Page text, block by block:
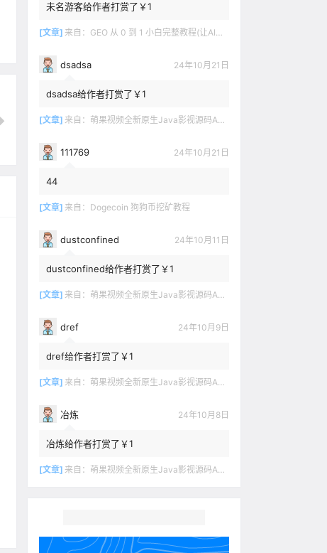
未名游客给作者打赏了￥1
[文章] 来自： GEO 从 0 到 1 小白完整教程(让AI推荐你的产品)
dsadsa 24年10月21日
dsadsa给作者打赏了￥1
[文章] 来自： 萌果视频全新原生Java影视源码App双端对接苹果CMSV10
111769 24年10月21日
44
[文章] 来自： Dogecoin 狗狗币挖矿教程
dustconfined 24年10月11日
dustconfined给作者打赏了￥1
[文章] 来自： 萌果视频全新原生Java影视源码App双端对接苹果CMSV10
dref 24年10月9日
dref给作者打赏了￥1
[文章] 来自： 萌果视频全新原生Java影视源码App双端对接苹果CMSV10
冶炼 24年10月8日
冶炼给作者打赏了￥1
[文章] 来自： 萌果视频全新原生Java影视源码App双端对接苹果CMSV10